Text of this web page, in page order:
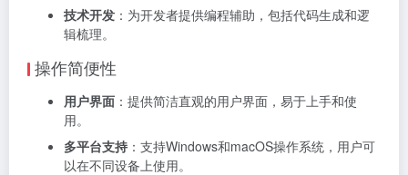
技术开发 ：为开发者提供编程辅助，包括代码生成和逻
辑梳理。
操作简便性
用户界面 ：提供简洁直观的用户界面，易于上手和使
用。
多平台支持 ：支持Windows和macOS操作系统，用户可
以在不同设备上使用。